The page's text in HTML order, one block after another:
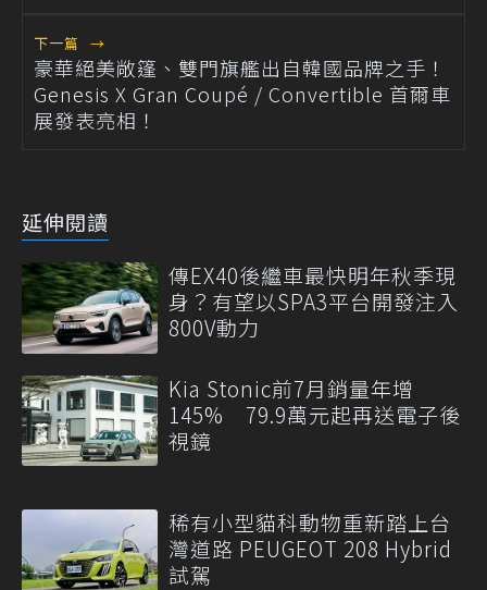
下一篇 →
豪華絕美敞篷、雙門旗艦出自韓國品牌之手！
Genesis X Gran Coupé / Convertible 首爾車
展發表亮相！
延伸閱讀
傳EX40後繼車最快明年秋季現
身？有望以SPA3平台開發注入
800V動力
Kia Stonic前7月銷量年增
145% 79.9萬元起再送電子後
視鏡
稀有小型貓科動物重新踏上台
灣道路 PEUGEOT 208 Hybrid
試駕